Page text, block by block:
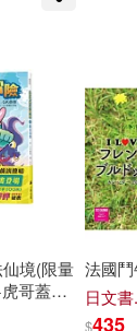
(1)
(1)
致良(2)
讀享數
遠流(2)
采實文化(2)
境(限量
哥蓋章
)
法國
日文
$435